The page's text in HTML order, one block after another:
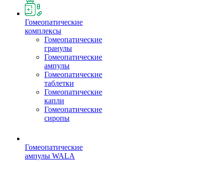
Гомеопатические
комплексы
Гомеопатические
гранулы
Гомеопатические
ампулы
Гомеопатические
таблетки
Гомеопатические
капли
Гомеопатические
сиропы
Гомеопатические
ампулы WALA